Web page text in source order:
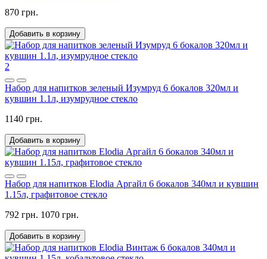
870 грн.
Добавить в корзину
2
Набор для напитков зеленый Изумруд 6 бокалов 320мл и
кувшин 1.1л, изумрудное стекло
1140 грн.
Добавить в корзину
Набор для напитков Elodia Аргайл 6 бокалов 340мл и кувшин
1.15л, графитовое стекло
792 грн. 1070 грн.
Добавить в корзину